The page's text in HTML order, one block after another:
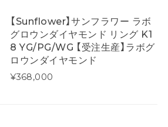
【Sunflower】サンフラワー ラボ
グロウンダイヤモンド リング K1
8 YG/PG/WG 【受注生産】ラボグ
ロウンダイヤモンド
¥368,000